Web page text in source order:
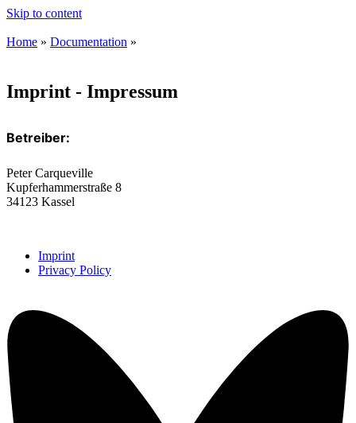
Skip to content
Home » Documentation »
Imprint - Impressum
Betreiber:
Peter Carqueville
Kupferhammerstraße 8
34123 Kassel
Imprint
Privacy Policy